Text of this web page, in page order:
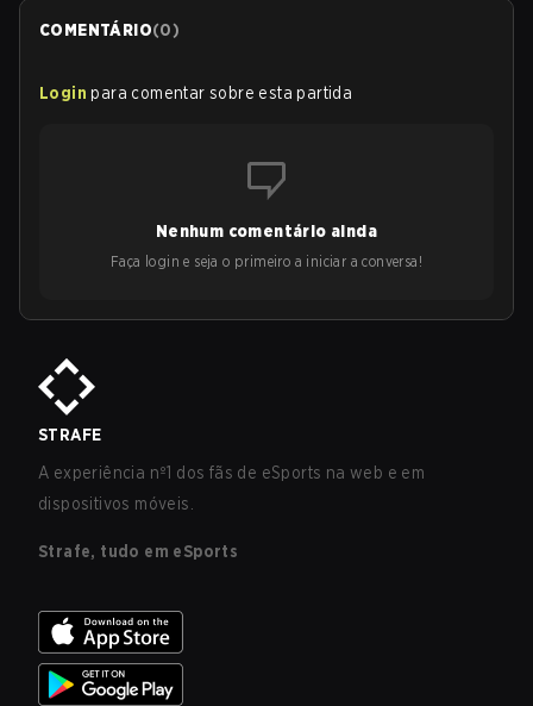
COMENTÁRIO(0)
Login para comentar sobre esta partida
Nenhum comentário ainda
Faça login e seja o primeiro a iniciar a conversa!
STRAFE
A experiência nº1 dos fãs de eSports na web e em
dispositivos móveis.
Strafe, tudo em eSports